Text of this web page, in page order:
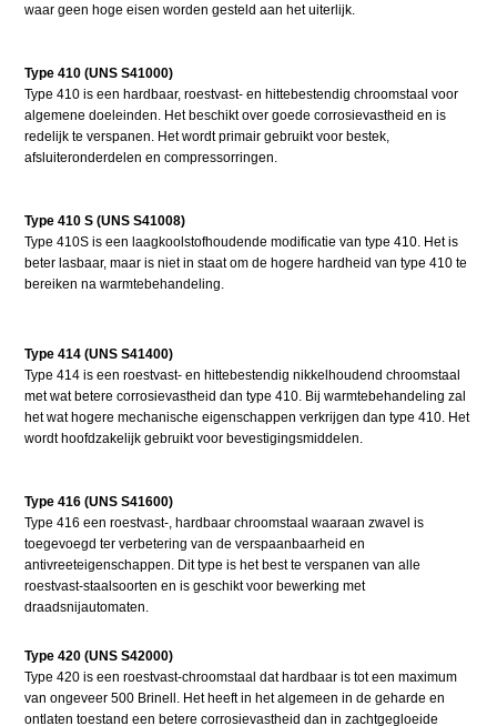
waar geen hoge eisen worden gesteld aan het uiterlijk.
Type 410 (UNS S41000)
Type 410 is een hardbaar, roestvast- en hittebestendig chroomstaal voor
algemene doeleinden. Het beschikt over goede corrosievastheid en is
redelijk te verspanen. Het wordt primair gebruikt voor bestek,
afsluiteronderdelen en compressorringen.
Type 410 S (UNS S41008)
Type 410S is een laagkoolstofhoudende modificatie van type 410. Het is
beter lasbaar, maar is niet in staat om de hogere hardheid van type 410 te
bereiken na warmtebehandeling.
Type 414 (UNS S41400)
Type 414 is een roestvast- en hittebestendig nikkelhoudend chroomstaal
met wat betere corrosievastheid dan type 410. Bij warmtebehandeling zal
het wat hogere mechanische eigenschappen verkrijgen dan type 410. Het
wordt hoofdzakelijk gebruikt voor bevestigingsmiddelen.
Type 416 (UNS S41600)
Type 416 een roestvast-, hardbaar chroomstaal waaraan zwavel is
toegevoegd ter verbetering van de verspaanbaarheid en
antivreeteigenschappen. Dit type is het best te verspanen van alle
roestvast-staalsoorten en is geschikt voor bewerking met
draadsnijautomaten.
Type 420 (UNS S42000)
Type 420 is een roestvast-chroomstaal dat hardbaar is tot een maximum
van ongeveer 500 Brinell. Het heeft in het algemeen in de geharde en
ontlaten toestand een betere corrosievastheid dan in zachtgegloeide